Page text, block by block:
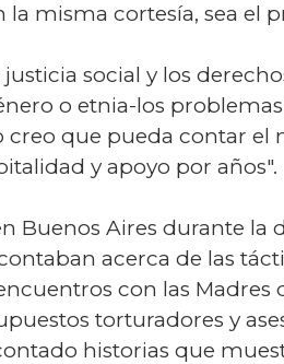
misma cortesía, sea el
social y los
o etnia-los
creo que pueda contar
y apoyo por años".
Buenos Aires durante
acerca de las
con las Madres
torturadores y
historias que